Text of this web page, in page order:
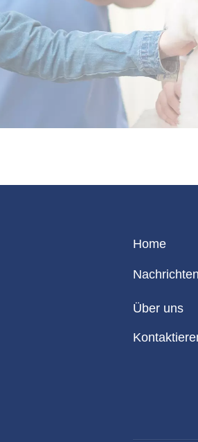
Home
Nachrichten
Über uns